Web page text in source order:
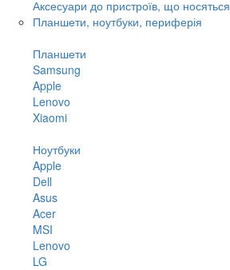
Аксесуари до пристроїв, що носяться
Планшети, ноутбуки, периферія
Планшети
Samsung
Apple
Lenovo
Xiaomi
Ноутбуки
Apple
Dell
Asus
Acer
MSI
Lenovo
LG